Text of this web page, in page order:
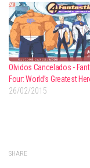
Olvidos Cancelados -
Four: World’s Greatest
26/02/2015
SHARE